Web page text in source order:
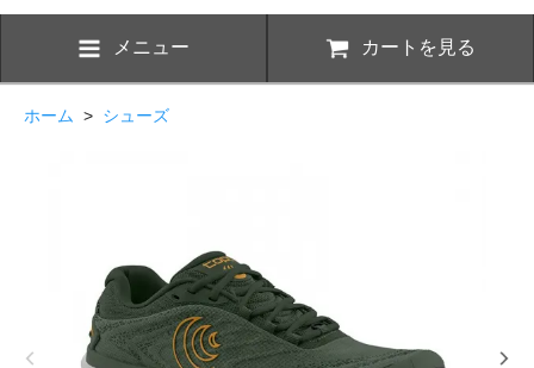
メニュー カートを見る
ホーム > シューズ